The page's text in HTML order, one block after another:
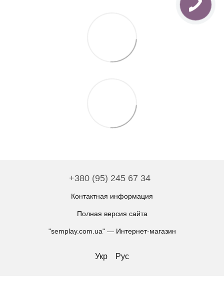
+380 (95) 245 67 34
Контактная информация
Полная версия сайта
"semplay.com.ua" — Интернет-магазин
Укр Рус